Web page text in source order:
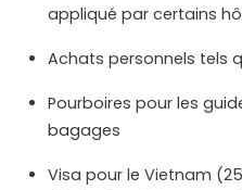
appliqué par certains
Achats personnels tels
Pourboires pour les
bagages
Visa pour le Vietnam